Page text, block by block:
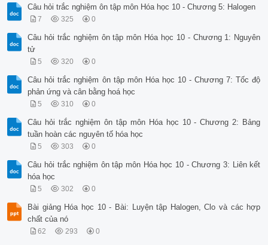
+ 51H2O
d. 26MxOy +(34nx-16y)HNO3 26xM(NO3)n+(2nx-4y)NO2 +
2 a) Zn | Zn (0,1M) || AgNO (0,1M) | Ag( ) 0,5 đ
(NO3 )2 3
b) Tại (-) có sự oxi hóa Zn – 2e → Zn2+
0,5 đ
Phản ứng tổng quát khi pin làm việc:
Zn + 2Ag+ → Zn2+ + 2Ag
c) E E0 lg Zn2 0,25 đ
Zn2 / Zn Zn2 / Zn 2
E E0 lg Ag
Ag / Ag Ag / Ag 1
Epin =
2
0,059 Ag
E E E0 E0 lg
Ag / Ag Zn2 / Zn Ag / Ag Zn2 / Zn 2 2
Zn
Câu hỏi trắc nghiệm ôn tập môn Hóa học 10 - Chương 5: Halogen
7 325 0
Câu hỏi trắc nghiệm ôn tập môn Hóa học 10 - Chương 1: Nguyên
tử
5 320 0
Câu hỏi trắc nghiệm ôn tập môn Hóa học 10 - Chương 7: Tốc độ
phản ứng và cân bằng hoá học
5 310 0
Câu hỏi trắc nghiệm ôn tập môn Hóa học 10 - Chương 2: Bảng
tuần hoàn các nguyên tố hóa học
5 303 0
Câu hỏi trắc nghiệm ôn tập môn Hóa học 10 - Chương 3: Liên kết
hóa học
5 302 0
Bài giảng Hóa học 10 - Bài: Luyện tập Halogen, Clo và các hợp
chất của nó
62 293 0